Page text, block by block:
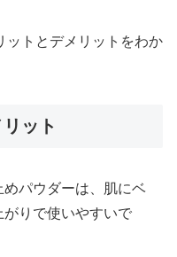
ットとデメリットをわか
ット
めパウダーは、肌にベ
りで使いやすいで